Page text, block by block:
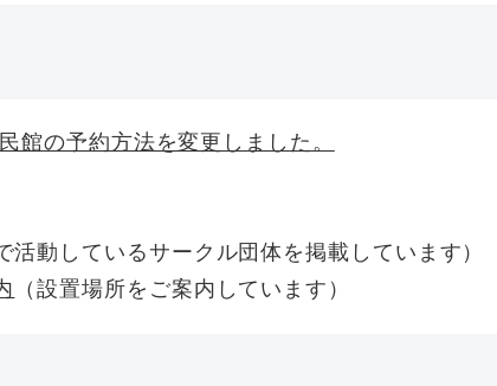
館の予約方法を変更しました。
活動しているサークル団体を掲載しています）
（設置場所をご案内しています）